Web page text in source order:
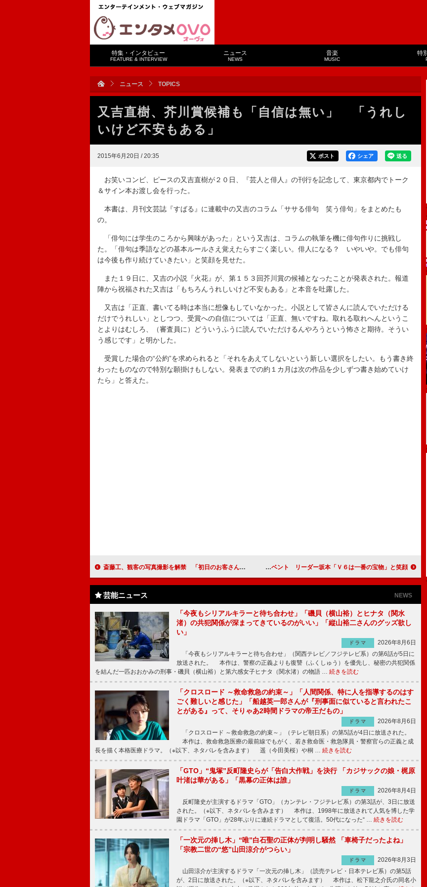
特集・インタビュー
FEATURE & INTERVIEW
ニュース
NEWS
音楽
MUSIC
特
ニュース TOPICS
又吉直樹、芥川賞候補も「自信は無い」 「うれし
いけど不安もある」
2015年6月20日 / 20:35 送る
シェア
ポスト
お笑いコンビ、ピースの又吉直樹が２０日、『芸人と俳人』の刊行を記念して、東京都内でトーク
＆サイン本お渡し会を行った。
本書は、月刊文芸誌『すばる』に連載中の又吉のコラム「ササる俳句 笑う俳句」をまとめたも
の。
「俳句には学生のころから興味があった」という又吉は、コラムの執筆を機に俳句作りに挑戦し
た。「俳句は季語などの基本ルールさえ覚えたらすごく楽しい。俳人になる？ いやいや。でも俳句
は今後も作り続けていきたい」と笑顔を見せた。
また１９日に、又吉の小説『火花』が、第１５３回芥川賞の候補となったことが発表された。報道
陣から祝福された又吉は「もちろんうれしいけど不安もある」と本音を吐露した。
又吉は「正直、書いてる時は本当に想像もしていなかった。小説として皆さんに読んでいただける
だけでうれしい」としつつ、受賞への自信については「正直、無いですね。取れる取れへんというこ
とよりはむしろ、（審査員に）どういうふうに読んでいただけるんやろうという怖さと期待。そうい
う感じです」と明かした。
受賞した場合の“公約”を求められると「それをあえてしないという新しい選択をしたい。もう書き終
わったものなので特別な願掛けもしない。発表までの約１カ月は次の作品を少しずつ書き始めていけ
たら」と答えた。
斎藤工、観客の写真撮影を解禁 「初日のお客さんは、この映画の広報部長」 デビュー２０周年のＶ６が記念イベント リーダー坂本「Ｖ６は一番の宝物」と笑顔
芸能ニュース NEWS
「今夜もシリアルキラーと待ち合わせ」「磯貝（横山裕）とヒナタ（関水
渚）の共犯関係が深まってきているのがいい」「縦山裕二さんのグッズ欲し
い」
ドラマ
2026年8月6日
「今夜もシリアルキラーと待ち合わせ」（関西テレビ／フジテレビ系）の第6話が5日に
放送された。 本作は、警察の正義よりも復讐（ふくしゅう）を優先し、秘密の共犯関係
を結んだ一匹おおかみの刑事・磯貝（横山裕）と第六感女子ヒナタ（関水渚）の物語 … 続きを読む
「クロスロード ～救命救急の約束～」「人間関係、特に人を指導するのはす
ごく難しいと感じた」「船越英一郎さんが『刑事面に似ていると言われたこ
とがある』って、そりゃあ2時間ドラマの帝王だもの」
ドラマ
2026年8月6日
「クロスロード ～救命救急の約束～」（テレビ朝日系）の第5話が4日に放送された。
本作は、救命救急医療の最前線でもがく、若き救命医・救急隊員・警察官らの正義と成
長を描く本格医療ドラマ。（※以下、ネタバレを含みます） 遥（今田美桜）や桐 … 続きを読む
「GTO」“鬼塚”反町隆史らが「告白大作戦」を決行 「カジサックの娘・梶原
叶渚は華がある」「黒幕の正体は誰」
ドラマ
2026年8月4日
反町隆史が主演するドラマ「GTO」（カンテレ・フジテレビ系）の第3話が、3日に放送
された。（※以下、ネタバレを含みます） 本作は、1998年に放送されて人気を博した学
園ドラマ「GTO」が28年ぶりに連続ドラマとして復活。50代になった“ … 続きを読む
「一次元の挿し木」“唯”白石聖の正体が判明し騒然 「車椅子だったよね」
「宗教二世の“悠”山田涼介がつらい」
ドラマ
2026年8月3日
山田涼介が主演するドラマ「一次元の挿し木」（読売テレビ・日本テレビ系）の第5話
が、2日に放送された。（※以下、ネタバレを含みます） 本作は、松下龍之介氏の同名小